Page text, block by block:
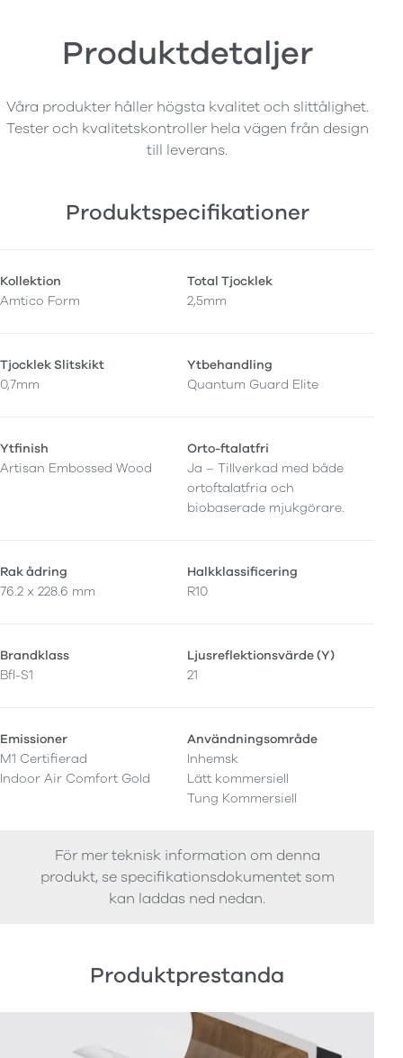
Produktdetaljer
Våra produkter håller högsta kvalitet och slittålighet.
Tester och kvalitetskontroller hela vägen från design
till leverans.
Produktspecifikationer
Kollektion
Amtico Form
Total Tjocklek
2,5mm
Tjocklek Slitskikt
0,7mm
Ytbehandling
Quantum Guard Elite
Ytfinish
Artisan Embossed Wood
Orto-ftalatfri
Ja – Tillverkad med både
ortoftalatfria och
biobaserade mjukgörare.
Rak ådring
76.2 x 228.6 mm
Halkklassificering
R10
Brandklass
Bfl-S1
Ljusreflektionsvärde (Y)
21
Emissioner
M1 Certifierad
Indoor Air Comfort Gold
Användningsområde
Inhemsk
Lätt kommersiell
Tung Kommersiell
För mer teknisk information om denna
produkt, se specifikationsdokumentet som
kan laddas ned nedan.
Produktprestanda